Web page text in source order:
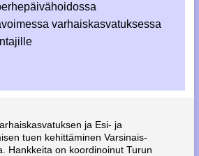
varhaiskasvatuksessa
ja Esi- ja
tuen kehittäminen Varsinais-
Hankkeita on koordinoinut Turun